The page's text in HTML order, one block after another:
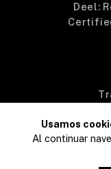
Deel:
Usamos
Al continuar